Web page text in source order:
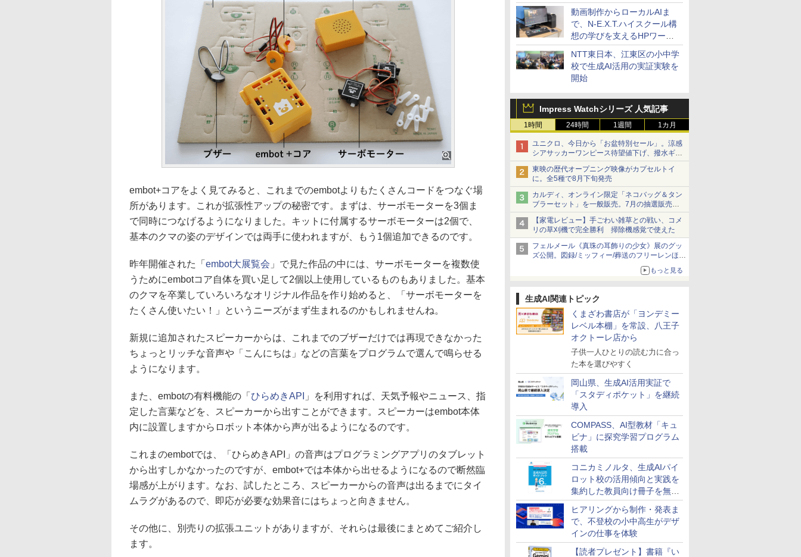
公開
動画制作からローカルAIま
で、N-E.X.T.ハイスクール構
想の学びを支えるHPワーク
ステーション
NTT東日本、江東区の小中学
校で生成AI活用の実証実験を
開始
Impress Watchシリーズ 人気記事
1時間 24時間 1週間 1カ月
ユニクロ、今日から「お盆特別セール」。涼感
シアサッカーワンピース待望値下げ、撥水ギア
ショーツは1990円に
東映の歴代オープニング映像がカプセルトイ
に。全5種で8月下旬発売
カルディ、オンライン限定「ネコバッグ＆タン
ブラーセット」を一般販売。7月の抽選販売の
当選無効分
【家電レビュー】手ごわい雑草との戦い、コメ
リの草刈機で完全勝利 掃除機感覚で使えた
フェルメール《真珠の耳飾りの少女》展のグッ
ズ公開。図録/ミッフィー/葬送のフリーレンほ
もっと見る
生成AI関連トピック
くまざわ書店が「ヨンデミー
レベル本棚」を常設、八王子
オクトーレ店から
子供一人ひとりの読む力に合っ
た本を選びやすく
岡山県、生成AI活用実証で
「スタディポケット」を継続
導入
COMPASS、AI型教材「キュ
ビナ」に探究学習プログラム
搭載
コニカミノルタ、生成AIパイ
ロット校の活用傾向と実践を
集約した教員向け冊子を無料
公開
ヒアリングから制作・発表ま
で、不登校の小中高生がデザ
インの仕事を体験
【読者プレゼント】書籍『い
embot+コアをよく見てみると、これまでのembotよりもたくさんコードをつなぐ場
所があります。これが拡張性アップの秘密です。まずは、サーボモーターを3個ま
で同時につなげるようになりました。キットに付属するサーボモーターは2個で、
基本のクマの姿のデザインでは両手に使われますが、もう1個追加できるのです。
昨年開催された「 embot大展覧会 」で見た作品の中には、サーボモーターを複数使
うためにembotコア自体を買い足して2個以上使用しているものもありました。基本
のクマを卒業していろいろなオリジナル作品を作り始めると、「サーボモーターを
たくさん使いたい！」というニーズがまず生まれるのかもしれませんね。
新規に追加されたスピーカーからは、これまでのブザーだけでは再現できなかった
ちょっとリッチな音声や「こんにちは」などの言葉をプログラムで選んで鳴らせる
ようになります。
また、embotの有料機能の「 ひらめきAPI
」を利用すれば、天気予報やニュース、指
定した言葉などを、スピーカーから出すことができます。スピーカーはembot本体
内に設置しますからロボット本体から声が出るようになるのです。
これまのembotでは、「ひらめきAPI」の音声はプログラミングアプリのタブレット
から出すしかなかったのですが、embot+では本体から出せるようになるので断然臨
場感が上がります。なお、試したところ、スピーカーからの音声は出るまでにタイ
ムラグがあるので、即応が必要な効果音にはちょっと向きません。
その他に、別売りの拡張ユニットがありますが、それらは最後にまとめてご紹介し
ます。